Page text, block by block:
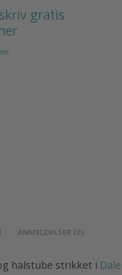
gratis
ANMELDELSER (0)
halstube strikket i